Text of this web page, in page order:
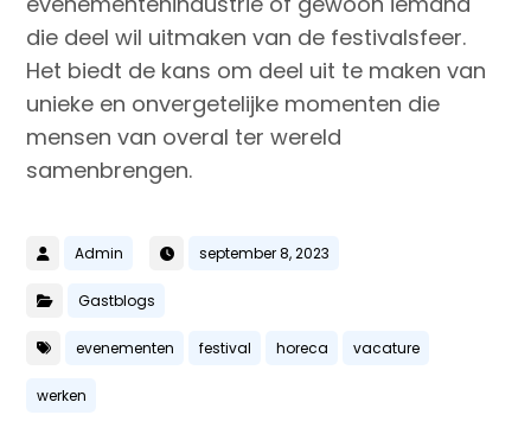
die deel wil uitmaken van de festivalsfeer.
Het biedt de kans om deel uit te maken van
unieke en onvergetelijke momenten die
mensen van overal ter wereld
samenbrengen.
Admin september 8, 2023
Gastblogs
evenementen festival horeca vacature
werken